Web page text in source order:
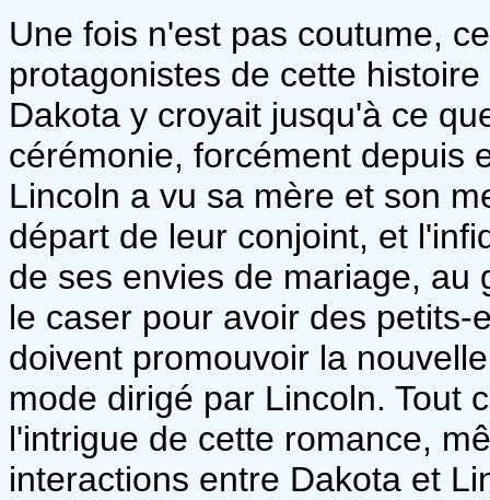
Une fois n'est pas coutume,
protagonistes de cette
Dakota y croyait jusqu'à ce
cérémonie, forcément depuis
Lincoln a vu sa mère et son
départ de leur conjoint, et
de ses envies de mariage, au
le caser pour avoir des
doivent promouvoir la
mode dirigé par Lincoln. Tout
l'intrigue de cette romance,
interactions entre Dakota et